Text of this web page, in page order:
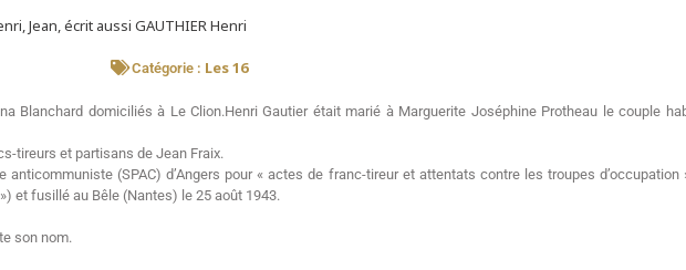
Jean, écrit aussi GAUTHIER Henri
Catégorie : Les 16
Blanchard domiciliés à Le Clion.Henri Gautier était marié à Marguerite Joséphine Protheau le couple
tireurs et partisans de Jean Fraix.
(SPAC) d’Angers pour « actes de franc-tireur et attentats contre les troupes
et fusillé au Bêle (Nantes) le 25 août 1943.
son nom.